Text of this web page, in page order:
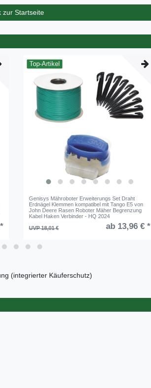
zur Startseite
Top-Artikel
Genisys Mähroboter Erweiterungs Set Draht
Erdnägel Klemmen kompatibel mit Tango E5 von
John Deere Rasen Roboter Mäher Begrenzung
Kabel Haken Verbinder - HQ 2024
UVP 18,01 €
ab 13,96 € *
(integrierter Käuferschutz)